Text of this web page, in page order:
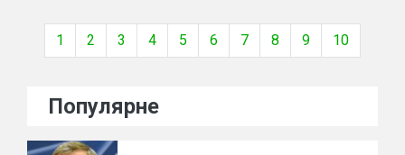
1 2 3 4 5 6 7 8 9 10
Популярне